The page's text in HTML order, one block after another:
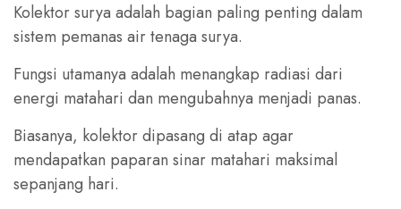
Kolektor surya adalah bagian paling penting dalam
sistem pemanas air tenaga surya.
Fungsi utamanya adalah menangkap radiasi dari
energi matahari dan mengubahnya menjadi panas.
Biasanya, kolektor dipasang di atap agar
mendapatkan paparan sinar matahari maksimal
sepanjang hari.